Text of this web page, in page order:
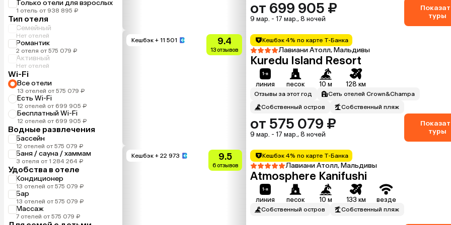
Только отели для взрослых
1 отель от 938 895 ₽
Тип отеля
Семейный
Нет отелей
Романтик
2 отеля от 575 079 ₽
Активный
Нет отелей
Wi-Fi
Все отели
13 отелей от 575 079 ₽
Есть Wi-Fi
12 отелей от 699 905 ₽
Бесплатный Wi-Fi
12 отелей от 699 905 ₽
Водные развлечения
Бассейн
12 отелей от 575 079 ₽
Баня / сауна / хаммам
3 отеля от 1 284 264 ₽
Удобства в отеле
Кондиционер
13 отелей от 575 079 ₽
Бар
13 отелей от 575 079 ₽
Массаж
7 отелей от 575 079 ₽
от 699 905 ₽
9 мар. - 17 мар., 8 ночей
туры
Кешбэк + 11 501 9.4
13 отзывов
Кешбэк 4% по карте Т-Банка
Лавиани Атолл, Мальдивы
Kuredu Island Resort
линия песок 10 м 128 км
Отзывы за этот год
Сеть отелей Crown&Champa
Собственный остров
Собственный пляж
от 575 079 ₽
9 мар. - 17 мар., 8 ночей
туры
Кешбэк + 22 973 9.5
6 отзывов
Кешбэк 4% по карте Т-Банка
Лавиани Атолл, Мальдивы
Atmosphere Kanifushi
линия песок 10 м 133 км везде
Собственный остров Собственный пляж